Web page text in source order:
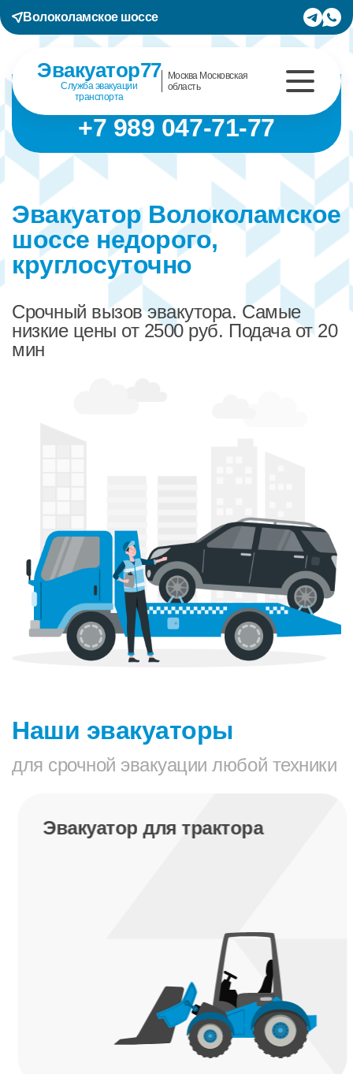
Волоколамское шоссе
Эвакуатор77
Служба эвакуации
транспорта
Москва Московская
область
+7 989 047-71-77
Эвакуатор Волоколамское
шоссе недорого,
круглосуточно
Срочный вызов эвакутора. Самые
низкие цены от 2500 руб. Подача от 20
мин
Наши эвакуаторы
для срочной эвакуации любой техники
Эвакуатор для трактора